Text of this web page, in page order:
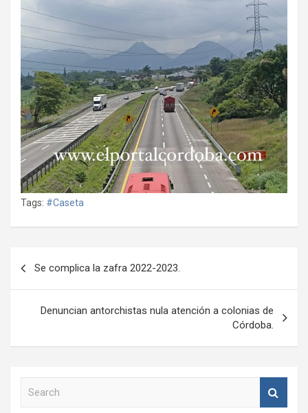
Tags: #Caseta
entradas
Se complica la zafra 2022-2023.
Denuncian antorchistas nula atención a colonias de
Córdoba.